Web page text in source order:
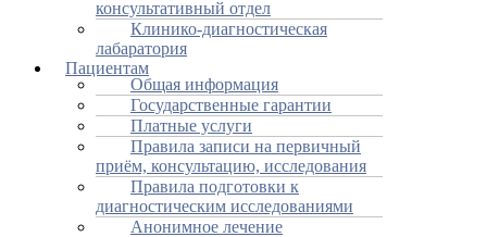
консультативный отдел
Клинико-диагностическая
лабаратория
Пациентам
Общая информация
Государственные гарантии
Платные услуги
Правила записи на первичный
приём, консультацию, исследования
Правила подготовки к
диагностическим исследованиями
Анонимное лечение